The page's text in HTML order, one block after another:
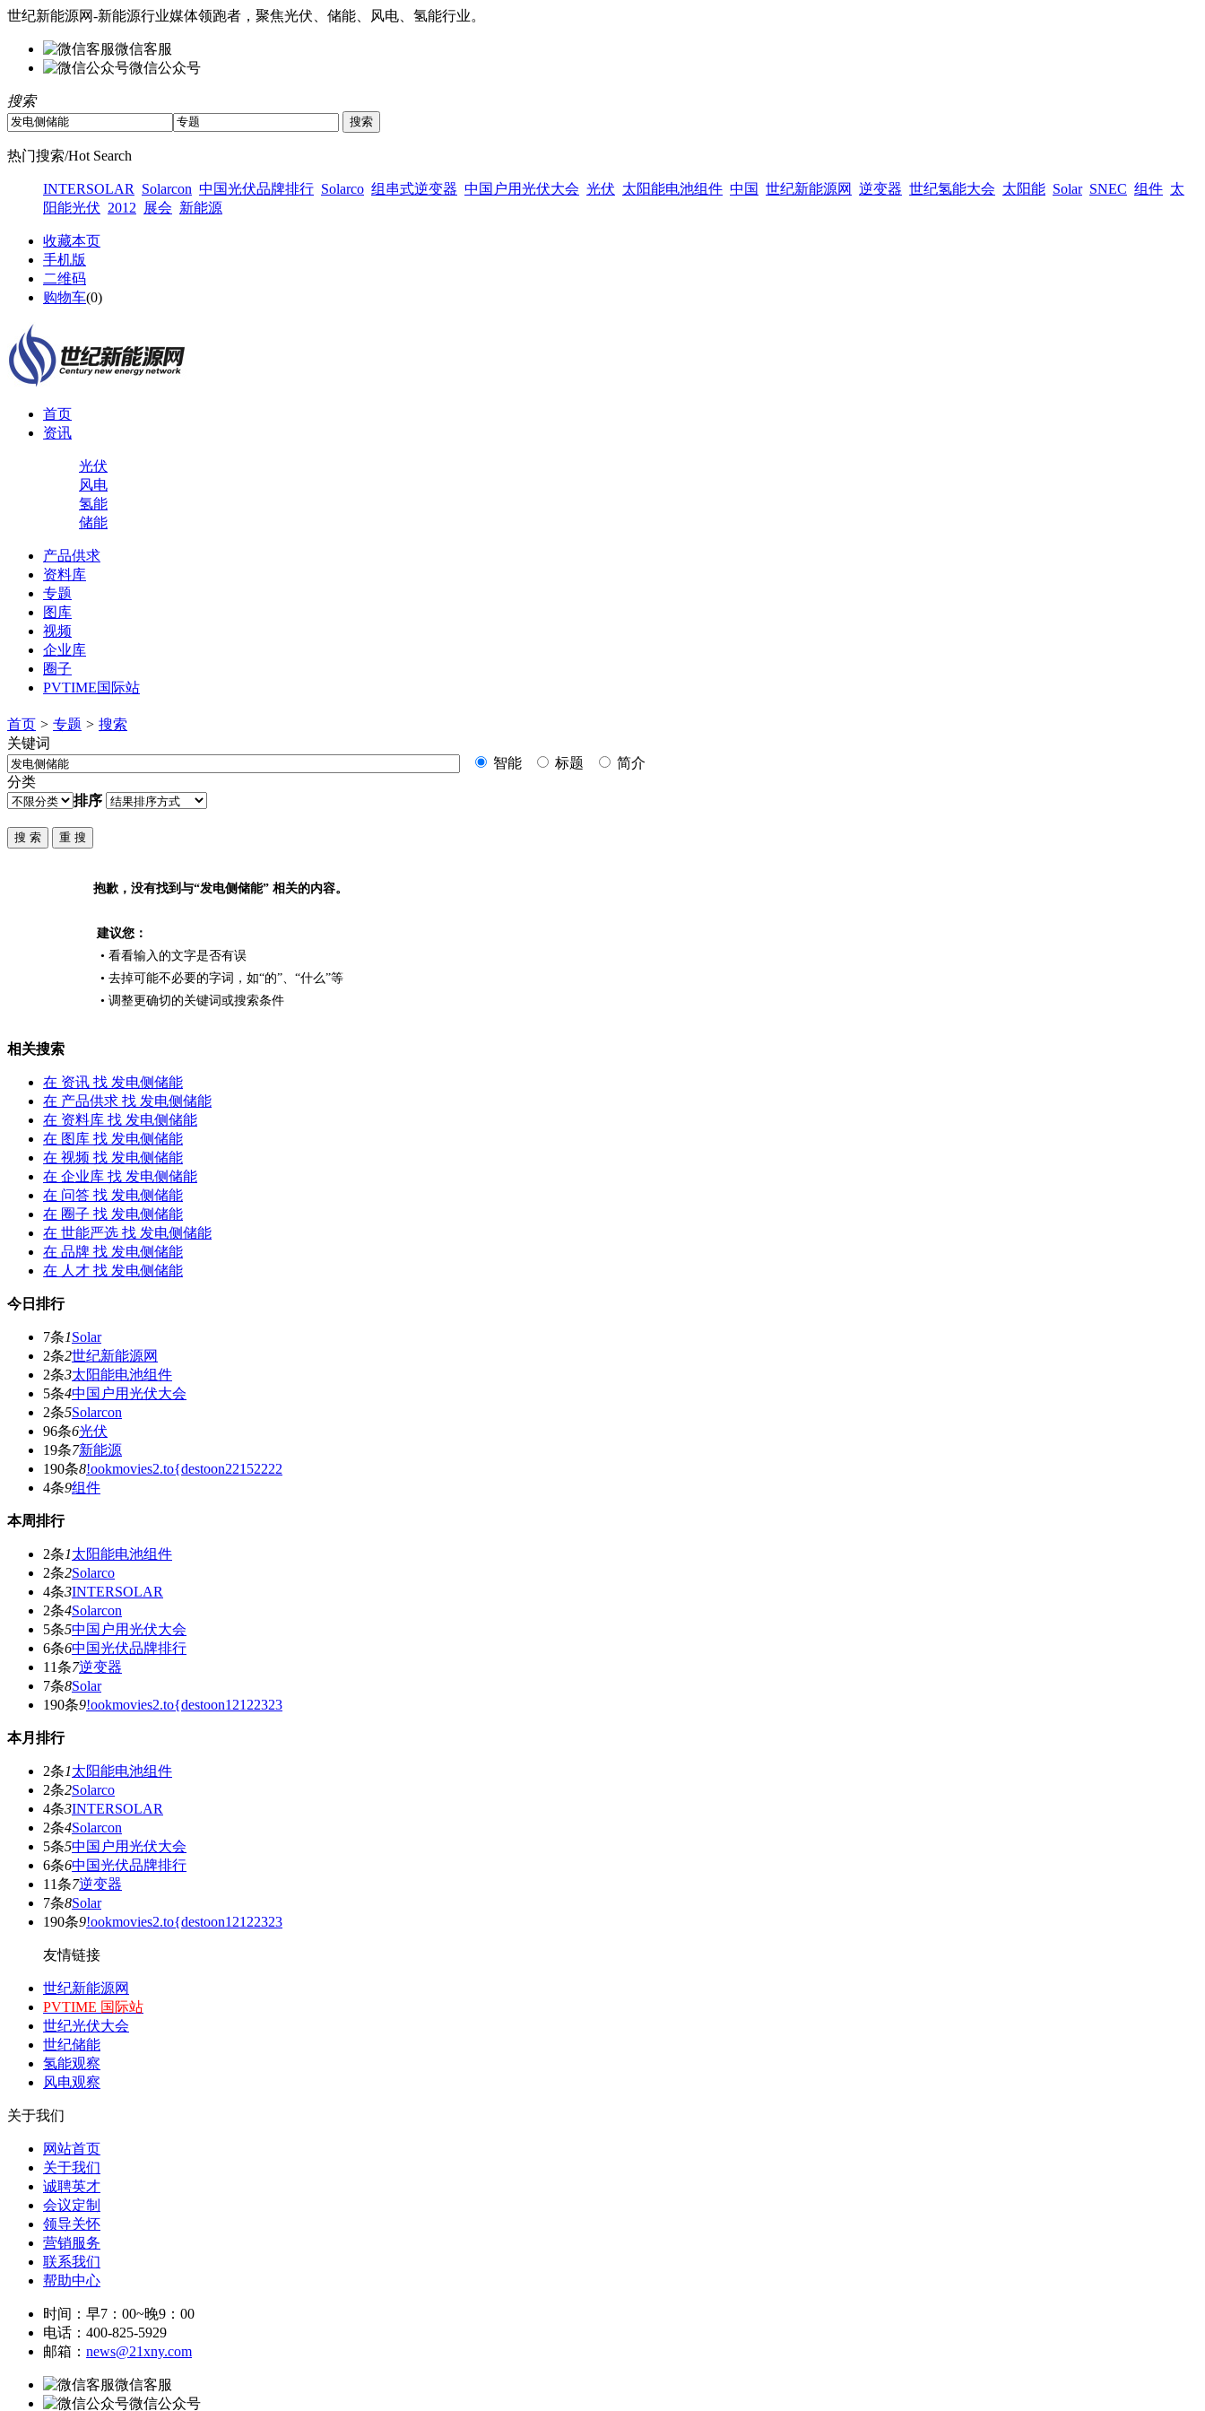
世纪新能源网-新能源行业媒体领跑者，聚焦光伏、储能、风电、氢能行业。
微信客服
微信公众号
搜索
热门搜索/Hot Search
INTERSOLAR Solarcon 中国光伏品牌排行 Solarco 组串式逆变器 中国户用光伏大会 光伏 太阳能电池组件 中国 世纪新能源网 逆变器 世纪氢能大会 太阳能 Solar SNEC 组件 太
阳能光伏 2012 展会 新能源
收藏本页
手机版
二维码
购物车(0)
首页
资讯
光伏
风电
氢能
储能
产品供求
资料库
专题
图库
视频
企业库
圈子
PVTIME国际站
首页 > 专题 > 搜索
关键词
智能
标题
简介
分类
排序
抱歉，没有找到与“发电侧储能” 相关的内容。
建议您：
• 看看输入的文字是否有误
• 去掉可能不必要的字词，如“的”、“什么”等
• 调整更确切的关键词或搜索条件
相关搜索
在 资讯 找 发电侧储能
在 产品供求 找 发电侧储能
在 资料库 找 发电侧储能
在 图库 找 发电侧储能
在 视频 找 发电侧储能
在 企业库 找 发电侧储能
在 问答 找 发电侧储能
在 圈子 找 发电侧储能
在 世能严选 找 发电侧储能
在 品牌 找 发电侧储能
在 人才 找 发电侧储能
今日排行
7条1Solar
2条2世纪新能源网
2条3太阳能电池组件
5条4中国户用光伏大会
2条5Solarcon
96条6光伏
19条7新能源
190条8!ookmovies2.to{destoon22152222
4条9组件
本周排行
2条1太阳能电池组件
2条2Solarco
4条3INTERSOLAR
2条4Solarcon
5条5中国户用光伏大会
6条6中国光伏品牌排行
11条7逆变器
7条8Solar
190条9!ookmovies2.to{destoon12122323
本月排行
2条1太阳能电池组件
2条2Solarco
4条3INTERSOLAR
2条4Solarcon
5条5中国户用光伏大会
6条6中国光伏品牌排行
11条7逆变器
7条8Solar
190条9!ookmovies2.to{destoon12122323
友情链接
世纪新能源网
PVTIME 国际站
世纪光伏大会
世纪储能
氢能观察
风电观察
关于我们
网站首页
关于我们
诚聘英才
会议定制
领导关怀
营销服务
联系我们
帮助中心
时间：早7：00~晚9：00
电话：400-825-5929
邮箱： news@21xny.com
微信客服
微信公众号